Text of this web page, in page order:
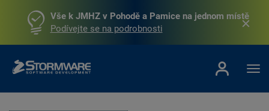
Vše k JMHZ v Pohodě a Pamice na jednom místě
Podívejte se na podrobnosti